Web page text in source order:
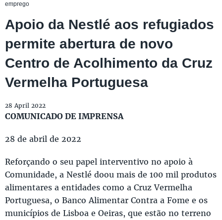
emprego
Apoio da Nestlé aos refugiados
permite abertura de novo
Centro de Acolhimento da Cruz
Vermelha Portuguesa
28 April 2022
COMUNICADO DE IMPRENSA
28 de abril de 2022
Reforçando o seu papel interventivo no apoio à
Comunidade, a Nestlé doou mais de 100 mil produtos
alimentares a entidades como a Cruz Vermelha
Portuguesa, o Banco Alimentar Contra a Fome e os
municípios de Lisboa e Oeiras, que estão no terreno